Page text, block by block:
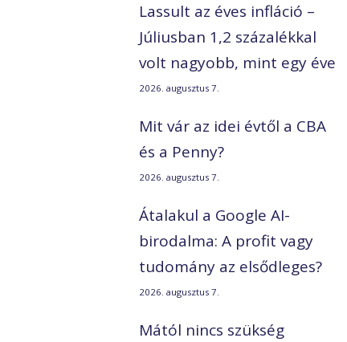
Lassult az éves infláció –
Júliusban 1,2 százalékkal
volt nagyobb, mint egy éve
2026. augusztus 7.
Mit vár az idei évtől a CBA
és a Penny?
2026. augusztus 7.
Átalakul a Google AI-
birodalma: A profit vagy
tudomány az elsődleges?
2026. augusztus 7.
Mától nincs szükség